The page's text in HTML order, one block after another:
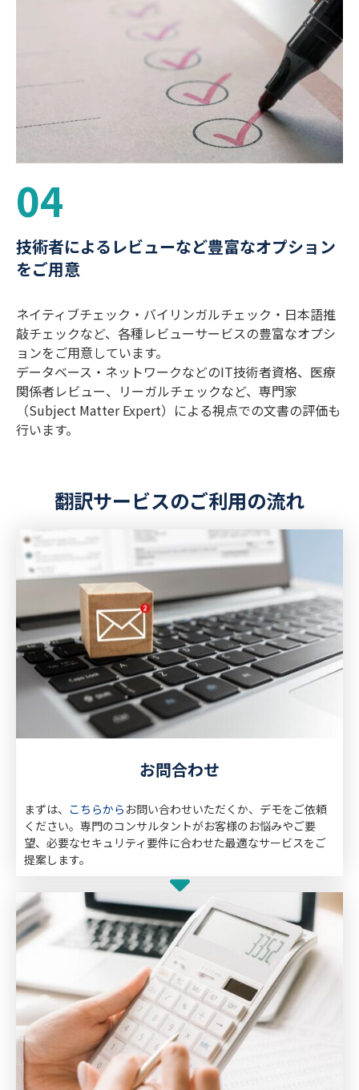
04
技術者によるレビューなど豊富なオプション
をご用意
ネイティブチェック・バイリンガルチェック・日本語推
敲チェックなど、各種レビューサービスの豊富なオプシ
ョンをご用意しています。
データベース・ネットワークなどのIT技術者資格、医療
関係者レビュー、リーガルチェックなど、専門家
（Subject Matter Expert）による視点での文書の評価も
行います。
翻訳サービスのご利用の流れ
お問合わせ
まずは、 こちらから お問い合わせいただくか、デモをご依頼
ください。専門のコンサルタントがお客様のお悩みやご要
望、必要なセキュリティ要件に合わせた最適なサービスをご
提案します。